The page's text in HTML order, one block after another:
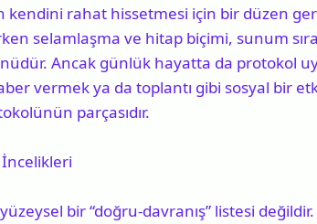
kendini rahat hissetmesi için bir düzen
selamlaşma ve hitap biçimi, sunum
Ancak günlük hayatta da protokol
vermek ya da toplantı gibi sosyal bir
parçasıdır.
bir “doğru-davranış” listesi